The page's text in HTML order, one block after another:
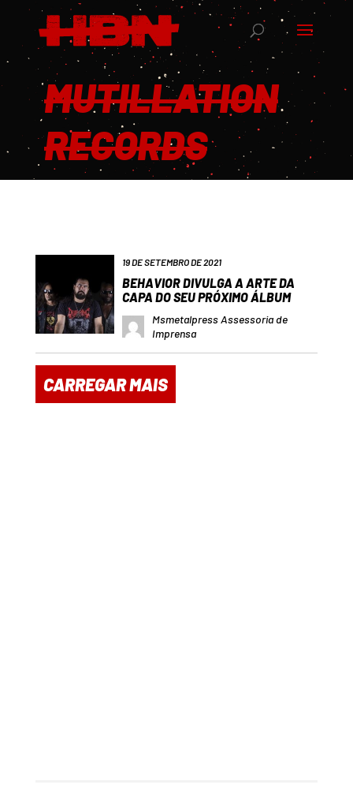
MUTILLATION
RECORDS
19 DE SETEMBRO DE 2021
BEHAVIOR DIVULGA A ARTE DA
CAPA DO SEU PRÓXIMO ÁLBUM
Msmetalpress Assessoria de
Imprensa
CARREGAR MAIS